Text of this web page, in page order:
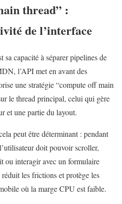
thread” :
de l’interface
sa capacité à séparer pipelines de
l’API met en avant des
une stratégie “compute off main
le thread principal, celui qui gère
et une partie du layout.
peut être déterminant : pendant
doit pouvoir scroller,
ou interagir avec un formulaire
les frictions et protège les
où la marge CPU est faible.